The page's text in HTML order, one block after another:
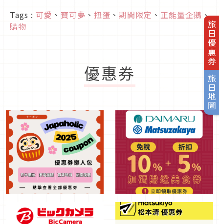
旅日優惠券
旅日地圖
Tags : 可愛 、 寶可夢 、 扭蛋 、 期間限定 、 正能量企鵝 、
購物
優惠券